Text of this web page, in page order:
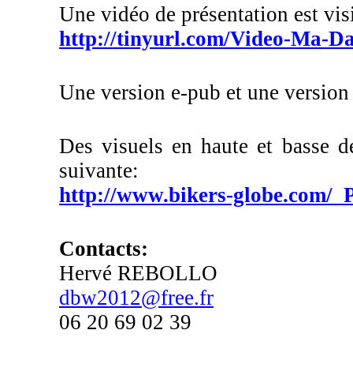
Une vidéo de présentation est
http://tinyurl.com/Video-Ma-
Une version e-pub et une
Des visuels en haute et basse
suivante:
http://www.bikers-globe.com/
Contacts:
Hervé REBOLLO
dbw2012@free.fr
06 20 69 02 39